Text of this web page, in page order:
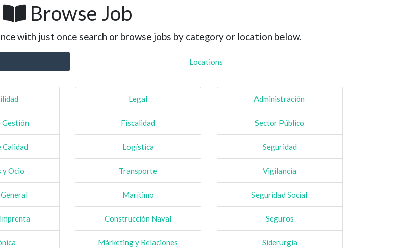
Browse Job
with just once search or browse jobs by category or location below.
Locations
Gestión
y Ocio
Legal
Fiscalidad
Logística
Transporte
Marítimo
Construcción Naval
Márketing y Relaciones
Administración
Sector Público
Seguridad
Vigilancia
Seguridad Social
Seguros
Siderurgia